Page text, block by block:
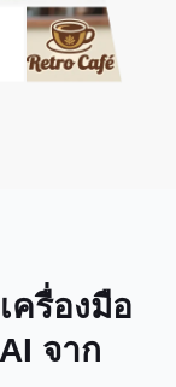
รื่องมือ
จาก